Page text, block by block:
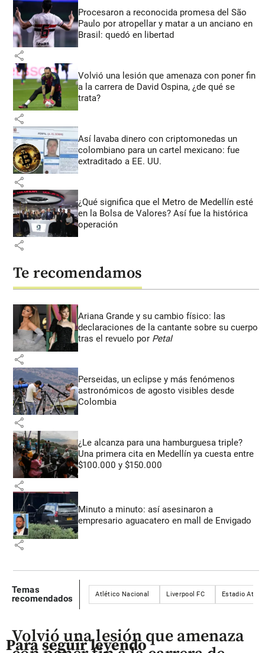
Procesaron a reconocida promesa del São
Paulo por atropellar y matar a un anciano en
Brasil: quedó en libertad
share
Volvió una lesión que amenaza con poner fin
a la carrera de David Ospina, ¿de qué se
trata?
share
Así lavaba dinero con criptomonedas un
colombiano para un cartel mexicano: fue
extraditado a EE. UU.
share
¿Qué significa que el Metro de Medellín esté
en la Bolsa de Valores? Así fue la histórica
operación
share
Te recomendamos
Ariana Grande y su cambio físico: las
declaraciones de la cantante sobre su cuerpo
tras el revuelo por Petal
share
Perseidas, un eclipse y más fenómenos
astronómicos de agosto visibles desde
Colombia
share
¿Le alcanza para una hamburguesa triple?
Una primera cita en Medellín ya cuesta entre
$100.000 y $150.000
share
Minuto a minuto: así asesinaron a
empresario aguacatero en mall de Envigado
share
Temas
recomendados
Atlético Nacional Liverpool FC Estadio
Para seguir leyendo
Volvió una lesión que amenaza